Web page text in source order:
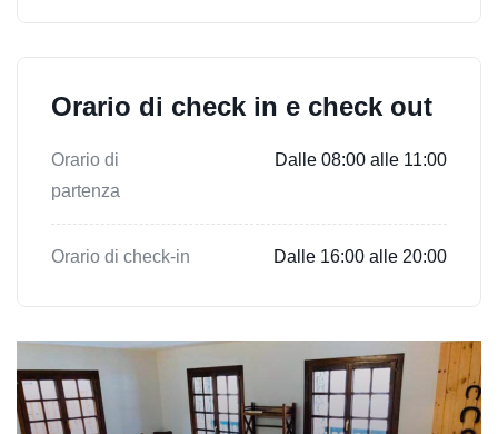
Orario di check in e check out
Orario di
partenza
Dalle 08:00 alle 11:00
Orario di check-in Dalle 16:00 alle 20:00